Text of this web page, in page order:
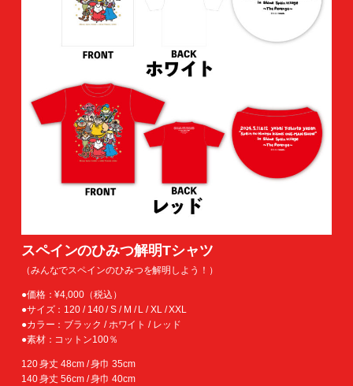
スペインのひみつ解明Tシャツ
（みんなでスペインのひみつを解明しよう！）
●価格：¥4,000（税込）
●サイズ：120 / 140 / S / M / L / XL / XXL
●カラー：ブラック / ホワイト / レッド
●素材：コットン100％
120 身丈 48cm / 身巾 35cm
140 身丈 56cm / 身巾 40cm